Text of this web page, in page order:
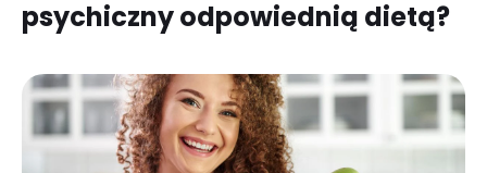
psychiczny odpowiednią dietą?